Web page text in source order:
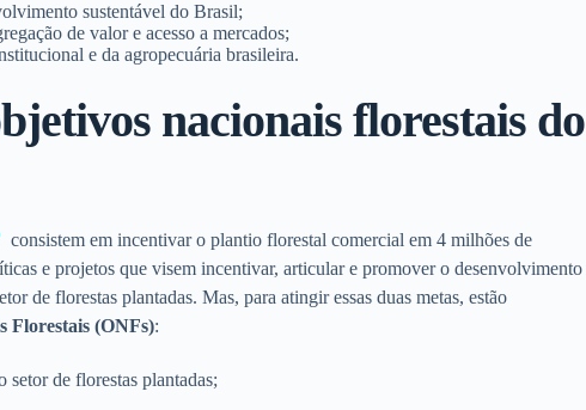
sustentável do Brasil;
de valor e acesso a mercados;
e da agropecuária brasileira.
nacionais florestais do
consistem em incentivar o plantio florestal comercial em 4 milhões de
e projetos que visem incentivar, articular e promover o desenvolvimento
de florestas plantadas. Mas, para atingir essas duas metas, estão
Florestais (ONFs):
de florestas plantadas;